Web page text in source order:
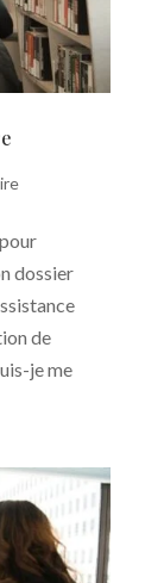
dossier
de
je me